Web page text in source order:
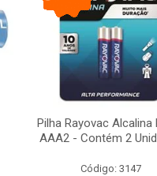
Pilha Rayovac Alcalina
AAA2 - Contém 2
Código: 3147